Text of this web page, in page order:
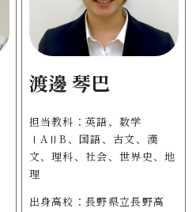
渡邊 琴巴
担当教科：英語、数学
ⅠAⅡB、国語、古文、漢
文、理科、社会、世界史、地
理
出身高校：長野県立長野高